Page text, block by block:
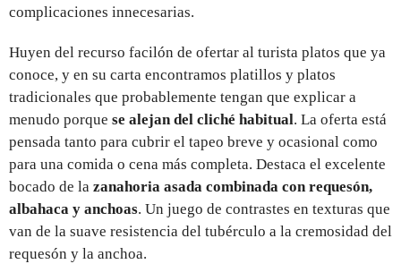
complicaciones innecesarias.
Huyen del recurso facilón de ofertar al turista platos que ya
conoce, y en su carta encontramos platillos y platos
tradicionales que probablemente tengan que explicar a
menudo porque se alejan del cliché habitual. La oferta está
pensada tanto para cubrir el tapeo breve y ocasional como
para una comida o cena más completa. Destaca el excelente
bocado de la zanahoria asada combinada con requesón,
albahaca y anchoas. Un juego de contrastes en texturas que
van de la suave resistencia del tubérculo a la cremosidad del
requesón y la anchoa.